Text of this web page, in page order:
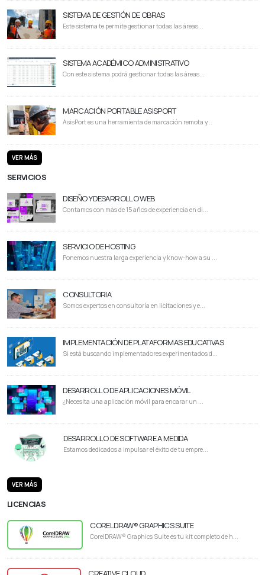
SISTEMA DE GESTIÓN DE OBRAS
Este sistema te permite gestionar todas las áreas...
SISTEMA ACADÉMICO ADMINISTRATIVO
Con este sistema podrá gestionar todas las áreas...
MARCACIÓN PORTABLE ASISPORT
AsisPort es una herramienta de marcación remota y...
VER MÁS
SERVICIOS
DISEÑO Y DESARROLLO WEB
Contamos con más de 15 años de experiencia en di...
SERVICIO DE HOSTING
Ponemos nuestra larga experiencia y know-how a su ...
CONSULTORIA
Somos expertos en consultoría en licitaciones y e...
IMPLEMENTACIÓN DE PLATAFORMAS EDUCATIVAS
Si está buscando implementadores experimentados d...
DESARROLLO DE APLICACIONES MÓVIL
¿Necesita una aplicación móvil para encarar un ...
DESARROLLO DE SOFTWARE A MEDIDA
Estamos dedicados a impulsar el éxito de tu empre...
VER MÁS
LICENCIAS
CORELDRAW® GRAPHICS SUITE
CorelDRAW® Graphics Suite es tu kit completo de h...